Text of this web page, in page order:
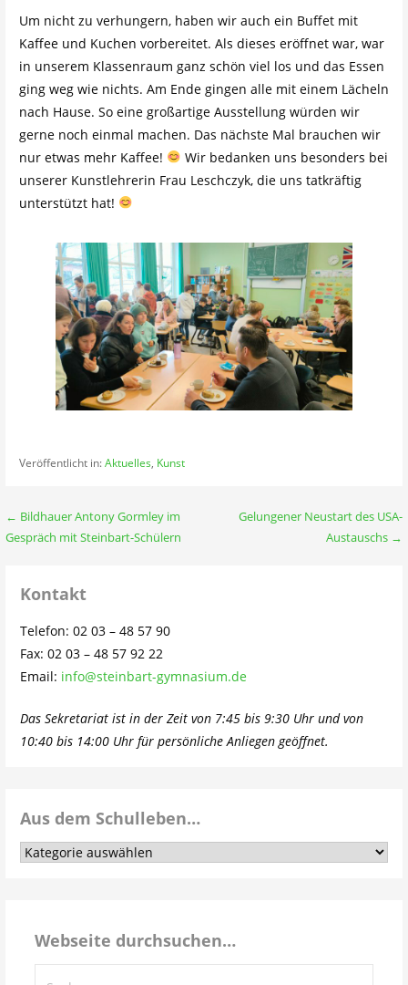
Um nicht zu verhungern, haben wir auch ein Buffet mit
Kaffee und Kuchen vorbereitet. Als dieses eröffnet war, war
in unserem Klassenraum ganz schön viel los und das Essen
ging weg wie nichts. Am Ende gingen alle mit einem Lächeln
nach Hause. So eine großartige Ausstellung würden wir
gerne noch einmal machen. Das nächste Mal brauchen wir
nur etwas mehr Kaffee!
Wir bedanken uns besonders bei
unserer Kunstlehrerin Frau Leschczyk, die uns tatkräftig
unterstützt hat!
Veröffentlicht in:Aktuelles, Kunst
Beitragsnavigation
← Bildhauer Antony Gormley im
Gespräch mit Steinbart-Schülern
Gelungener Neustart des USA-
Austauschs →
Kontakt
Telefon: 02 03 – 48 57 90
Fax: 02 03 – 48 57 92 22
Email: info@steinbart-gymnasium.de
Das Sekretariat ist in der Zeit von 7:45 bis 9:30 Uhr und von
10:40 bis 14:00 Uhr für persönliche Anliegen geöffnet.
Aus dem Schulleben…
Aus
Webseite durchsuchen…